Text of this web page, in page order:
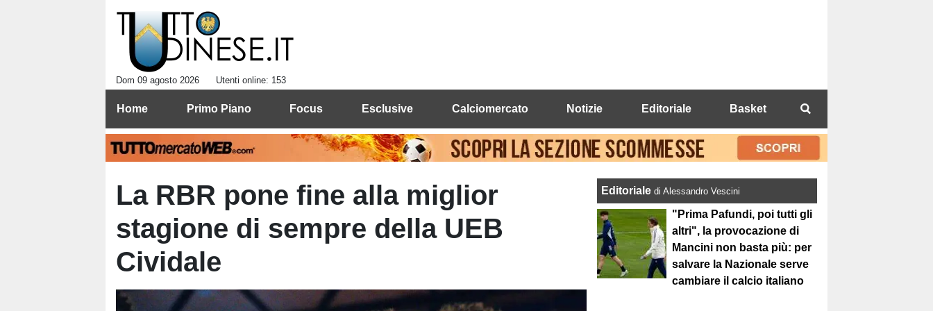
Dom 09 agosto 2026 Utenti online: 153
Home Primo Piano Focus Esclusive Calciomercato Notizie Editoriale Basket
La RBR pone fine alla miglior
stagione di sempre della UEB
Cividale
Editorialedi Alessandro Vescini
"Prima Pafundi, poi tutti gli
altri", la provocazione di
Mancini non basta più: per
salvare la Nazionale serve
cambiare il calcio italiano